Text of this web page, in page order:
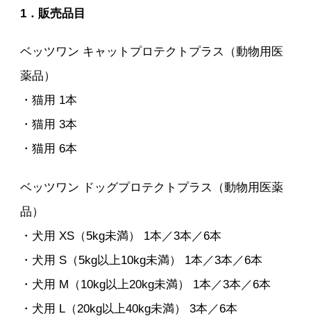
1．販売品目
ベッツワン キャットプロテクトプラス（動物用医
薬品）
・猫用 1本
・猫用 3本
・猫用 6本
ベッツワン ドッグプロテクトプラス（動物用医薬
品）
・犬用 XS（5kg未満） 1本／3本／6本
・犬用 S（5kg以上10kg未満） 1本／3本／6本
・犬用 M（10kg以上20kg未満） 1本／3本／6本
・犬用 L（20kg以上40kg未満） 3本／6本